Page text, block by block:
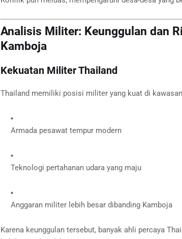
Analisis Militer: Keunggulan dan
Kamboja
Kekuatan Militer Thailand
Thailand memiliki posisi militer yang kuat di
Armada pesawat tempur modern
Teknologi pertahanan udara yang maju
Anggaran militer lebih besar dibanding Kamboja
Karena keunggulan tersebut, banyak ahli percaya